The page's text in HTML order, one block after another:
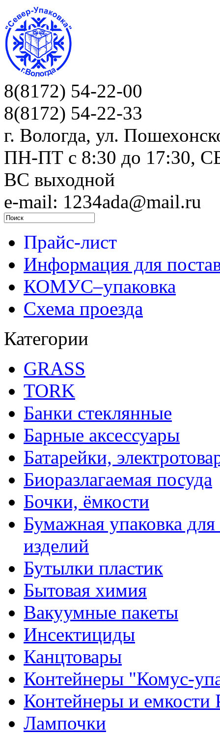
8(8172) 54-22-00
8(8172) 54-22-33
г. Вологда, ул.
ПН-ПТ c 8:30 до 17:30,
ВС выходной
e-mail: 1234ada@mail.ru
Прайс-лист
Информация для
КОМУС–упаковка
Схема проезда
Категории
GRASS
TORK
Банки стеклянные
Барные аксессуары
Батарейки,
Биоразлагаемая посуда
Бочки, ёмкости
Бумажная упаковка
изделий
Бутылки пластик
Бытовая химия
Вакуумные пакеты
Инсектициды
Канцтовары
Контейнеры "Комус-
Контейнеры и емкости
Лампочки